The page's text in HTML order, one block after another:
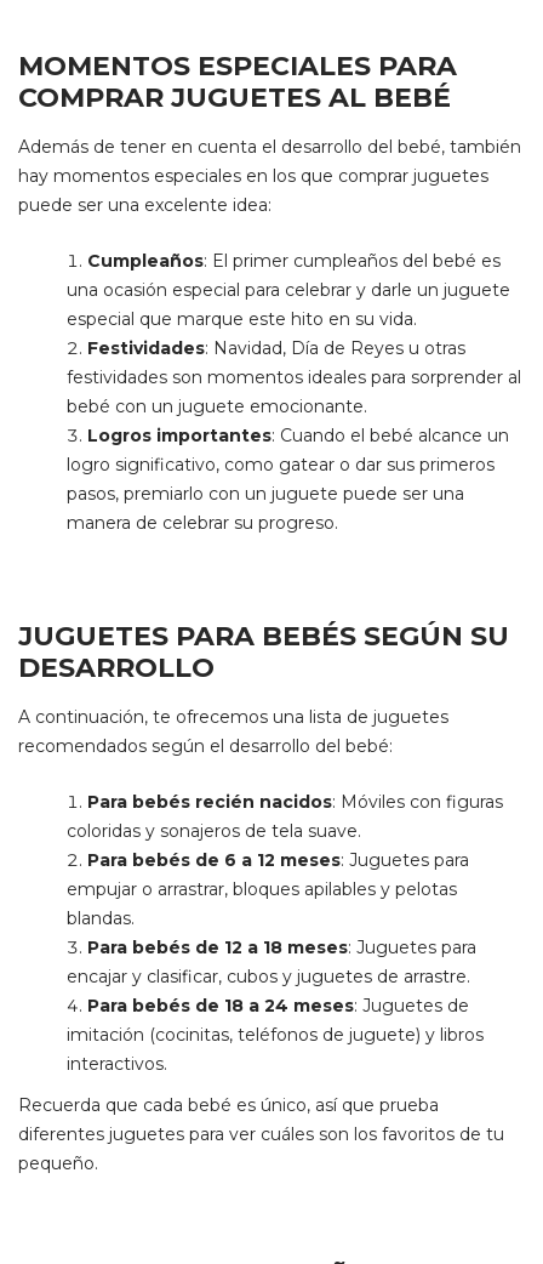
MOMENTOS ESPECIALES PARA
COMPRAR JUGUETES AL BEBÉ
Además de tener en cuenta el desarrollo del bebé, también
hay momentos especiales en los que comprar juguetes
puede ser una excelente idea:
Cumpleaños: El primer cumpleaños del bebé es
una ocasión especial para celebrar y darle un juguete
especial que marque este hito en su vida.
Festividades: Navidad, Día de Reyes u otras
festividades son momentos ideales para sorprender al
bebé con un juguete emocionante.
Logros importantes: Cuando el bebé alcance un
logro significativo, como gatear o dar sus primeros
pasos, premiarlo con un juguete puede ser una
manera de celebrar su progreso.
JUGUETES PARA BEBÉS SEGÚN SU
DESARROLLO
A continuación, te ofrecemos una lista de juguetes
recomendados según el desarrollo del bebé:
Para bebés recién nacidos: Móviles con figuras
coloridas y sonajeros de tela suave.
Para bebés de 6 a 12 meses: Juguetes para
empujar o arrastrar, bloques apilables y pelotas
blandas.
Para bebés de 12 a 18 meses: Juguetes para
encajar y clasificar, cubos y juguetes de arrastre.
Para bebés de 18 a 24 meses: Juguetes de
imitación (cocinitas, teléfonos de juguete) y libros
interactivos.
Recuerda que cada bebé es único, así que prueba
diferentes juguetes para ver cuáles son los favoritos de tu
pequeño.